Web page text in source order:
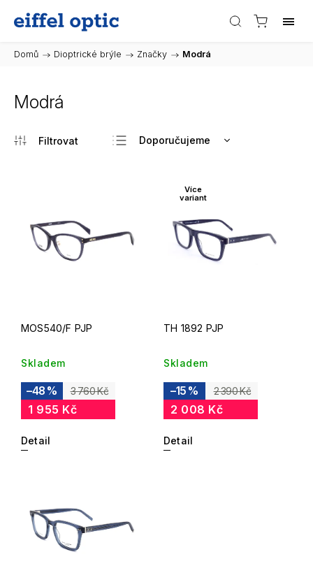
Domů / Dioptrické brýle / Značky / Modrá
Modrá
Doporučujeme
Nejdražší
Abecedně
MOS540/F PJP
Skladem
3 760 Kč
–48 %
1 955 Kč
Detail
Více
variant
TH 1892 PJP
Skladem
2 390 Kč
–15 %
2 008 Kč
Detail